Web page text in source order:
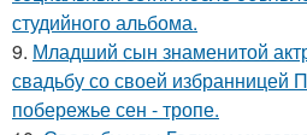
студийного альбома.
9. Младший сын знаменитой
свадьбу со своей избранницей
побережье сен - тропе.